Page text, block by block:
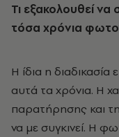
Τι εξακολουθεί
τόσα χρόνια
Η ίδια η διαδικασία
αυτά τα χρόνια. Η
παρατήρησης και
να με συγκινεί. Η